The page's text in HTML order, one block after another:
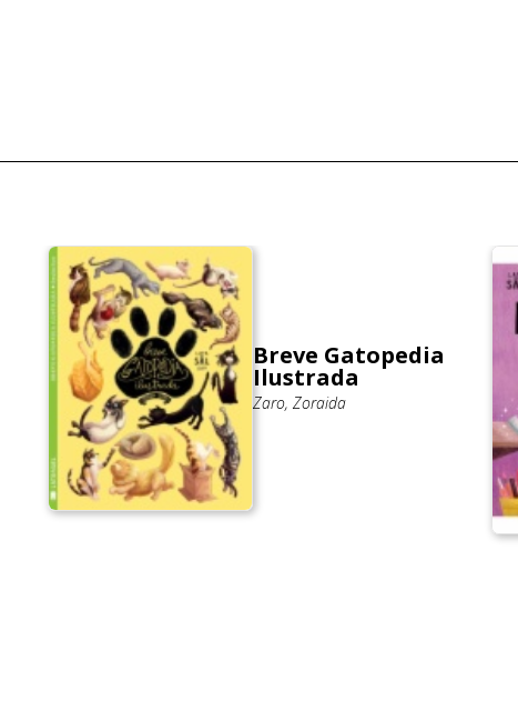
Breve Gatopedia
Ilustrada
Zaro, Zoraida